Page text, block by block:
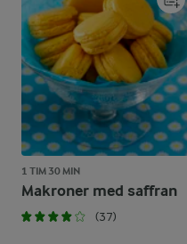
1 TIM 30 MIN
Makroner med saffran
(37)